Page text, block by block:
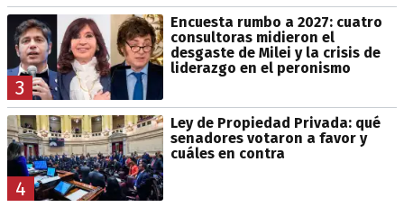
3
Encuesta rumbo a 2027: cuatro
consultoras midieron el
desgaste de Milei y la crisis de
liderazgo en el peronismo
4
Ley de Propiedad Privada: qué
senadores votaron a favor y
cuáles en contra